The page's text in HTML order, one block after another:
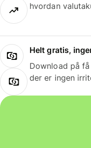
hvordan
Helt gratis,
Download på
der er ingen